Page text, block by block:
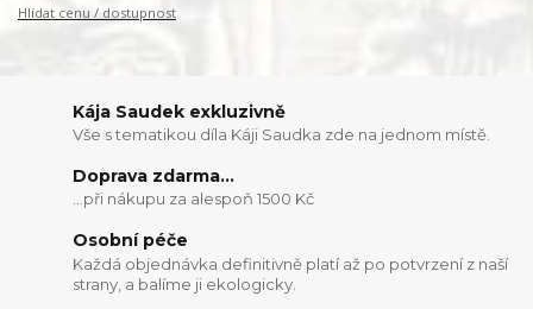
Hlídat cenu / dostupnost
Kája Saudek exkluzivně
Vše s tematikou díla Káji Saudka zde na jednom místě.
Doprava zdarma...
...při nákupu za alespoň 1500 Kč
Osobní péče
Každá objednávka definitivně platí až po potvrzení z naší
strany, a balíme ji ekologicky.